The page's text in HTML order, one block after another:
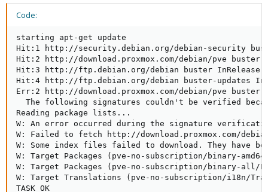
Code:
starting apt-get update
Hit:1 http://security.debian.org/debian-security
Hit:2 http://download.proxmox.com/debian/pve buster
Hit:3 http://ftp.debian.org/debian buster InRelease
Hit:4 http://ftp.debian.org/debian buster-updates
Err:2 http://download.proxmox.com/debian/pve buster
The following signatures couldn't be verified
Reading package lists...
W: An error occurred during the signature
W: Failed to fetch http://download.proxmox.com/
W: Some index files failed to download. They have
W: Target Packages (pve-no-subscription/binary-
W: Target Packages (pve-no-subscription/binary-
W: Target Translations (pve-no-subscription/i18n/
TASK OK